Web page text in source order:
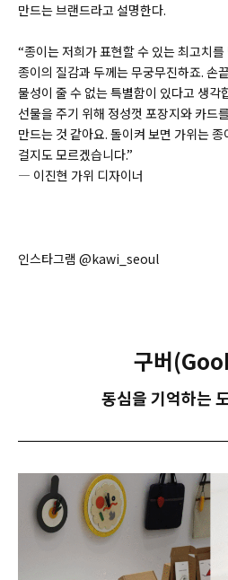
만드는 브랜드라고 설명한다.
“종이는 저희가 표현할 수 있는 최고치
종이의 질감과 두께는 무궁무진하죠. 손
물성이 줄 수 없는 특별함이 있다고 생각
선물을 주기 위해 정성껏 포장지와 카드
만드는 것 같아요. 돌이켜 보면 가위는
걸지도 모르겠습니다.”
― 이진현 가위 디자이너
인스타그램 @kawi_seoul
구버
동심을 기억하는